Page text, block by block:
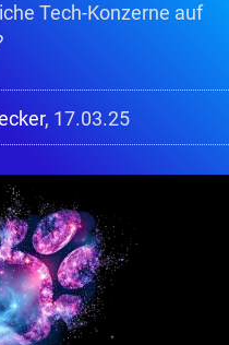
Tech-Konzerne auf
, 17.03.25